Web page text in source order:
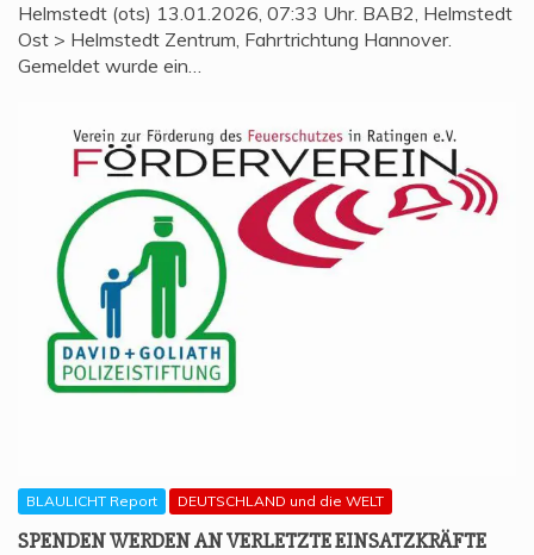
Helmstedt (ots) 13.01.2026, 07:33 Uhr. BAB2, Helmstedt
Ost > Helmstedt Zentrum, Fahrtrichtung Hannover.
Gemeldet wurde ein…
BLAULICHT Report DEUTSCHLAND und die WELT
SPEN­DEN WER­DEN AN VER­LETZ­TE EIN­SATZ­KRÄF­TE